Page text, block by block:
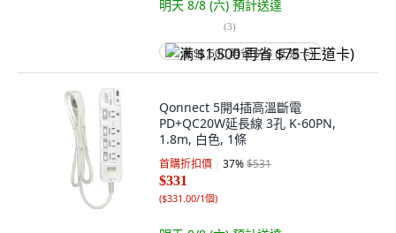
明天 8/8 (六) 預計送達
(3)
满 $1,500 再省 $75 (王道卡)
Qonnect 5開4插高溫斷電
PD+QC20W延長線 3孔 K-60PN,
1.8m, 白色, 1條
首購折扣價 37%$531
$331
($331.00/1個)